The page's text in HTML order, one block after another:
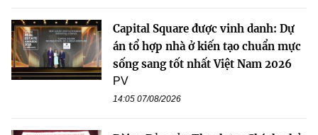
Capital Square được vinh danh: Dự
án tổ hợp nhà ở kiến tạo chuẩn mực
sống sang tốt nhất Việt Nam 2026
PV
14:05 07/08/2026